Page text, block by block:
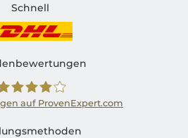
Schnell
CH
auf ProvenExpert.com